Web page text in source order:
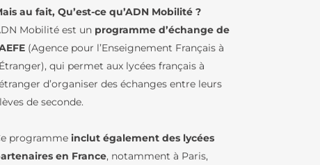
LFB
DE
– GREC
LFB
au fait, Qu’est-ce qu’ADN Mobilité ?
Mobilité est un programme d’échange de
(Agence pour l’Enseignement Français à
qui permet aux lycées français à
d’organiser des échanges entre leurs
de seconde.
programme inclut également des lycées
en France, notamment à Paris,